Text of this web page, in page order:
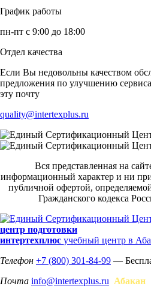
График работы
пн-пт с 9:00 до 18:00
Отдел качества
Если Вы недовольны качеством
предложения по улучшению
эту почту
quality@intertexplus.ru
Вся представленная на
информационный характер и ни
публичной офертой,
Гражданского кодекса
центр подготовки
интертехплюс учебный центр в
Телефон +7 (800) 301-84-99 —
Почта info@intertexplus.ru Абакан